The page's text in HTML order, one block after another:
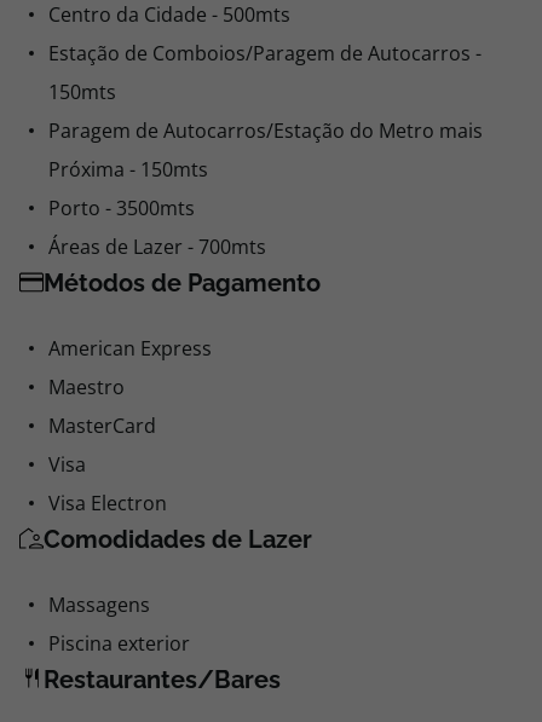
Centro da Cidade - 500mts
Estação de Comboios/Paragem de Autocarros -
150mts
Paragem de Autocarros/Estação do Metro mais
Próxima - 150mts
Porto - 3500mts
Áreas de Lazer - 700mts
Métodos de Pagamento
American Express
Maestro
MasterCard
Visa
Visa Electron
Comodidades de Lazer
Massagens
Piscina exterior
Restaurantes/Bares